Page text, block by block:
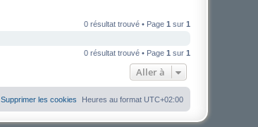
0 résultat trouvé • Page 1 sur 1
0 résultat trouvé • Page 1 sur 1
Aller à
Heures au format UTC+02:00
Supprimer les cookies